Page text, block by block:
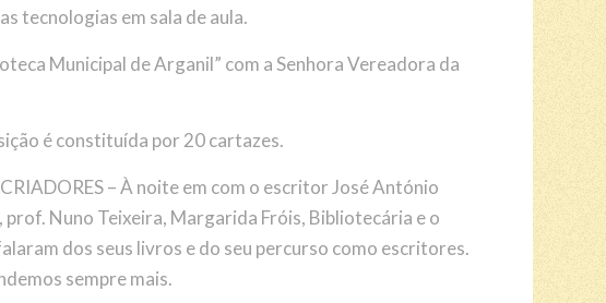
tecnologias em sala de aula.
Municipal de Arganil” com a Senhora Vereadora da
é constituída por 20 cartazes.
– À noite em com o escritor José António
prof. Nuno Teixeira, Margarida Fróis, Bibliotecária e o
dos seus livros e do seu percurso como escritores.
sempre mais.